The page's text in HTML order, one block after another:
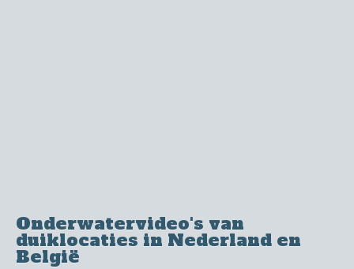
Onderwatervideo's van
duiklocaties in Nederland en
België